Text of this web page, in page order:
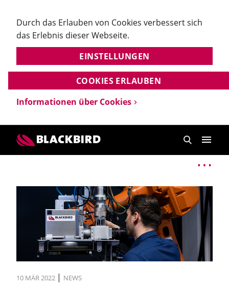
Durch das Erlauben von Cookies verbessert sich
das Erlebnis dieser Webseite.
EINSTELLUNGEN
Informationen über Cookies
COOKIES ERLAUBEN
10 MÄR 2022 | NEWS